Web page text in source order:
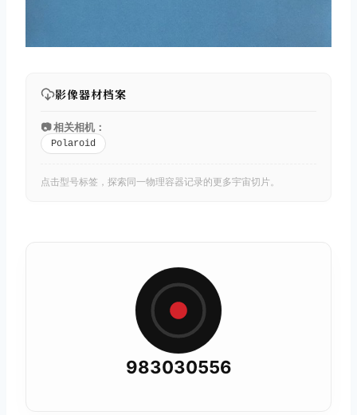
影像器材档案
📷 相关相机：
Polaroid
点击型号标签，探索同一物理容器记录的更多宇宙切片。
983030556